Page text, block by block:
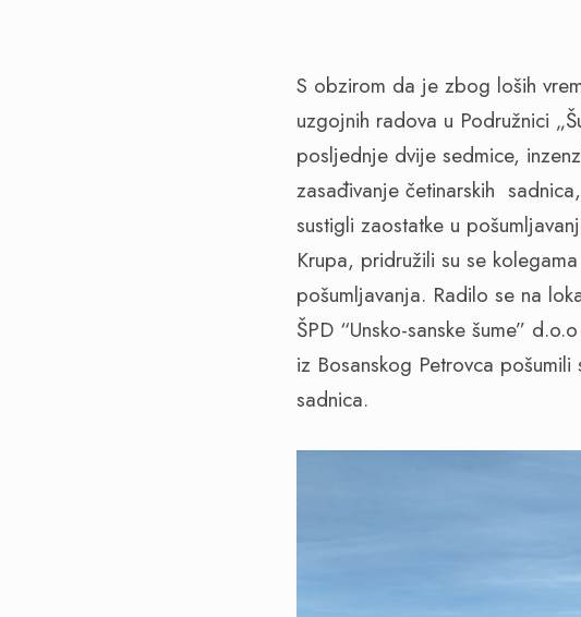
S obzirom da je zbog loših
uzgojnih radova u Podružnici
posljednje dvije sedmice,
zasađivanje četinarskih
sustigli zaostatke u
Krupa, pridružili su se
pošumljavanja. Radilo se na
ŠPD “Unsko-sanske šume”
iz Bosanskog Petrovca pošumili
sadnica.